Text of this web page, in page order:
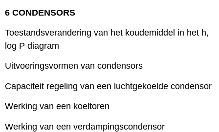
6 CONDENSORS
Toestandsverandering van het koudemiddel in het h,
log P diagram
Uitvoeringsvormen van condensors
Capaciteit regeling van een luchtgekoelde condensor
Werking van een koeltoren
Werking van een verdampingscondensor